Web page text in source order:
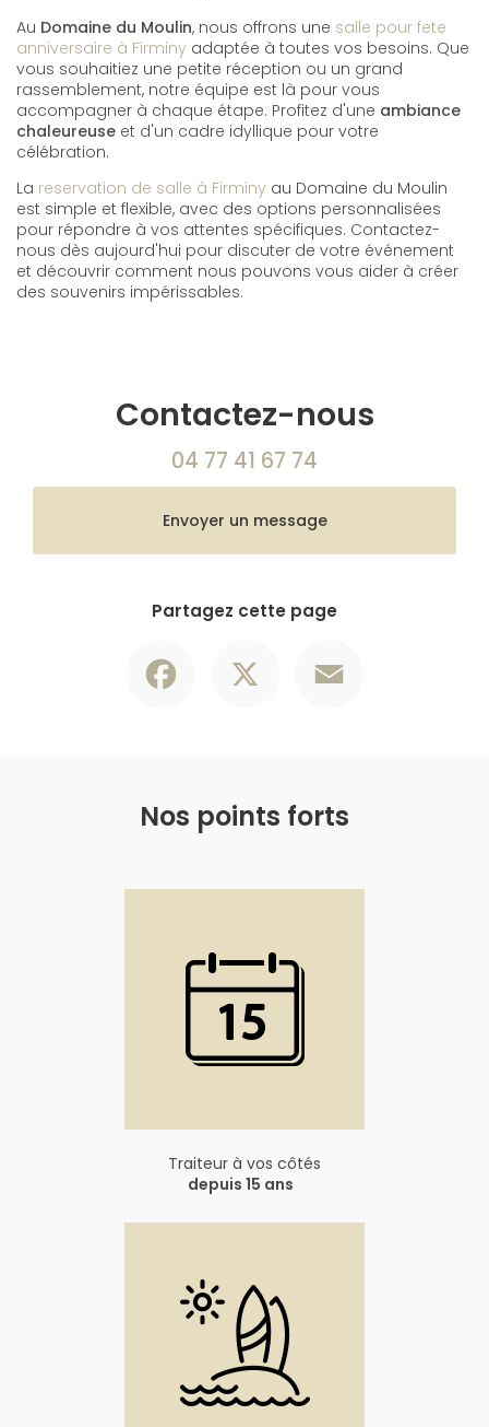
Au Domaine du Moulin, nous offrons une salle pour fete
anniversaire à Firminy adaptée à toutes vos besoins. Que
vous souhaitiez une petite réception ou un grand
rassemblement, notre équipe est là pour vous
accompagner à chaque étape. Profitez d'une ambiance
chaleureuse et d'un cadre idyllique pour votre
célébration.
La reservation de salle à Firminy au Domaine du Moulin
est simple et flexible, avec des options personnalisées
pour répondre à vos attentes spécifiques. Contactez-
nous dès aujourd'hui pour discuter de votre événement
et découvrir comment nous pouvons vous aider à créer
des souvenirs impérissables.
Contactez-nous
04 77 41 67 74
Envoyer un message
Partagez cette page
Nos points forts
Traiteur à vos côtés
depuis 15 ans